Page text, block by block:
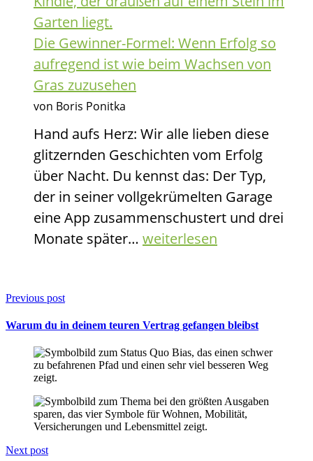
der
den
Besen
dein
Leben
fegt
Die Gewinner-Formel: Wenn Erfolg so
aufregend ist wie beim Wachsen von
Gras zuzusehen
von Boris Ponitka
Hand aufs Herz: Wir alle lieben diese
glitzernden Geschichten vom Erfolg
über Nacht. Du kennst das: Der Typ,
der in seiner vollgekrümelten Garage
eine App zusammenschustert und drei
Monate später… Die
Erfolg
aufregend
wie
beim
weiterlesen
Previous post
Warum du in deinem teuren Vertrag gefangen bleibst
Next post